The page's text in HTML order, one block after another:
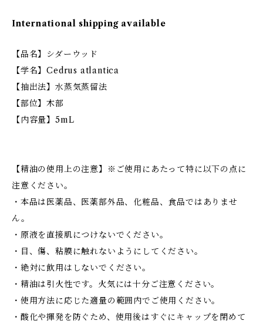
International shipping available
【品名】シダーウッド
【学名】Cedrus atlantica
【抽出法】水蒸気蒸留法
【部位】木部
【内容量】5mL
【精油の使用上の注意】※ご使用にあたって特に以下の点に
注意ください。
・本品は医薬品、医薬部外品、化粧品、食品ではありませ
ん。
・原液を直接肌につけないでください。
・目、傷、粘膜に触れないようにしてください。
・絶対に飲用はしないでください。
・精油は引火性です。火気には十分ご注意ください。
・使用方法に応じた適量の範囲内でご使用ください。
・酸化や揮発を防ぐため、使用後はすぐにキャップを閉めて